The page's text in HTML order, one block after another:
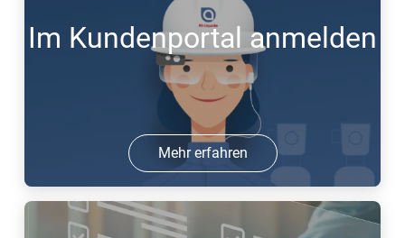
Im Kundenportal anmelden
Mehr erfahren